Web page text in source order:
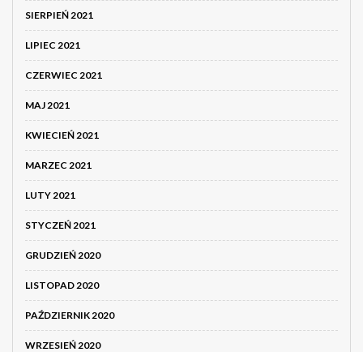
SIERPIEŃ 2021
LIPIEC 2021
CZERWIEC 2021
MAJ 2021
KWIECIEŃ 2021
MARZEC 2021
LUTY 2021
STYCZEŃ 2021
GRUDZIEŃ 2020
LISTOPAD 2020
PAŹDZIERNIK 2020
WRZESIEŃ 2020